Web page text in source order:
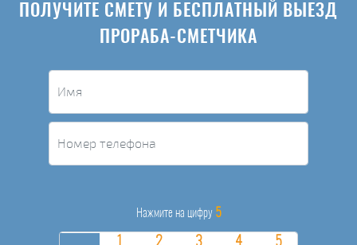
ПОЛУЧИТЕ СМЕТУ И БЕСПЛАТНЫЙ ВЫЕЗД
ПРОРАБА-СМЕТЧИКА
Нажмите на цифру 5